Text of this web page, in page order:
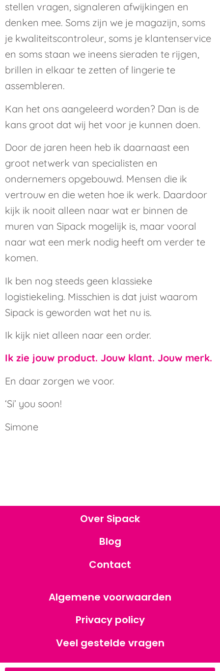
stellen vragen, signaleren afwijkingen en
denken mee. Soms zijn we je magazijn, soms
je kwaliteitscontroleur, soms je klantenservice
en soms staan we ineens sieraden te rijgen,
brillen in elkaar te zetten of lingerie te
assembleren.
Kan het ons aangeleerd worden? Dan is de
kans groot dat wij het voor je kunnen doen.
Door de jaren heen heb ik daarnaast een
groot netwerk van specialisten en
ondernemers opgebouwd. Mensen die ik
vertrouw en die weten hoe ik werk. Daardoor
kijk ik nooit alleen naar wat er binnen de
muren van Sipack mogelijk is, maar vooral
naar wat een merk nodig heeft om verder te
komen.
Ik ben nog steeds geen klassieke
logistiekeling. Misschien is dat juist waarom
Sipack is geworden wat het nu is.
Ik kijk niet alleen naar een order.
Ik zie jouw product. Jouw klant. Jouw merk.
En daar zorgen we voor.
‘Si’ you soon!
Simone
Over Sipack
Blog
Contact
Algemene voorwaarden
Privacy policy
Veel gestelde vragen